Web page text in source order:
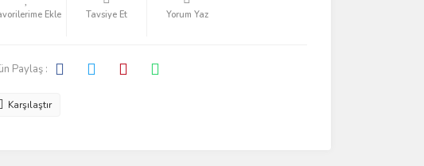
Tavsiye Et Yorum Yaz
Paylaş :
Karşılaştır